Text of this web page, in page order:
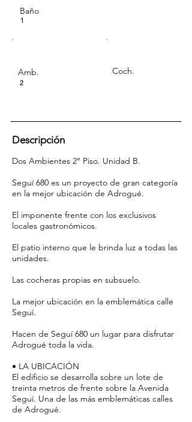
Baño
1
Amb.
2
Coch.
Descripción
Dos Ambientes 2° Piso. Unidad B.
Seguí 680 es un proyecto de gran categoría
en la mejor ubicación de Adrogué.
El imponente frente con los exclusivos
locales gastronómicos.
El patio interno que le brinda luz a todas las
unidades.
Las cocheras propias en subsuelo.
La mejor ubicación en la emblemática calle
Seguí.
Hacen de Seguí 680 un lugar para disfrutar
Adrogué toda la vida.
• LA UBICACIÓN
El edificio se desarrolla sobre un lote de
treinta metros de frente sobre la Avenida
Seguí. Una de las más emblemáticas calles
de Adrogué.